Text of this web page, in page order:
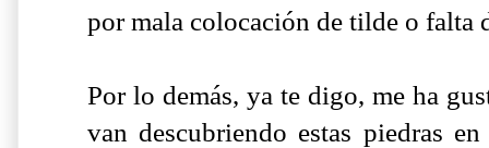
por mala colocación de tilde o falta
Por lo demás, ya te digo, me ha
van descubriendo estas piedras